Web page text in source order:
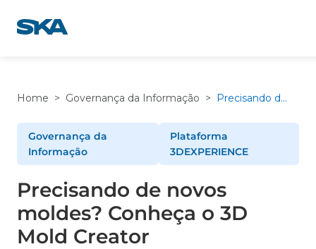
para
Home > Governança da Informação > Precisando de novos moldes? Conheça o 3D Mold Creator
Governança da
Informação
Plataforma
3DEXPERIENCE
Precisando de novos
moldes? Conheça o 3D
Mold Creator